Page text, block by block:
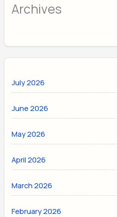
Archives
July 2026
June 2026
May 2026
April 2026
March 2026
February 2026